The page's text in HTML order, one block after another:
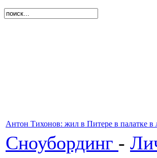
Антон Тихонов: жил в Питере в палатке в
Сноубординг -